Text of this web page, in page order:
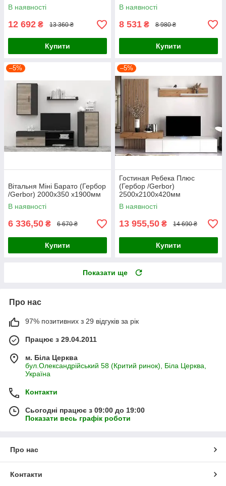
В наявності
12 692 ₴ 13 360 ₴
Купити
В наявності
8 531 ₴ 8 980 ₴
Купити
–5%
Вітальня Міні Барато (Гербор
/Gerbor) 2000х350 х1900мм
В наявності
6 336,50 ₴ 6 670 ₴
Купити
–5%
Гостиная Ребека Плюс
(Гербор /Gerbor)
2500х2100х420мм
В наявності
13 955,50 ₴ 14 690 ₴
Купити
Показати ще
Про нас
97% позитивних з 29 відгуків за рік
Працює з 29.04.2011
м. Біла Церква
бул.Олександрійський 58 (Критий ринок), Біла Церква,
Україна
Контакти
Сьогодні працює з 09:00 до 19:00
Показати весь графік роботи
Про нас
Контакти